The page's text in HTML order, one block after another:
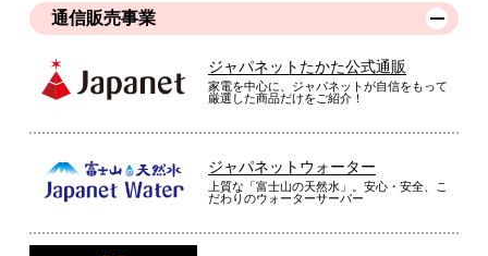
通信販売事業
ジャパネットたかた公式通販
家電を中心に、ジャパネットが自信をもって
厳選した商品だけをご紹介！
ジャパネットウォーター
上質な「富士山の天然水」。安心・安全、こ
だわりのウォーターサーバー